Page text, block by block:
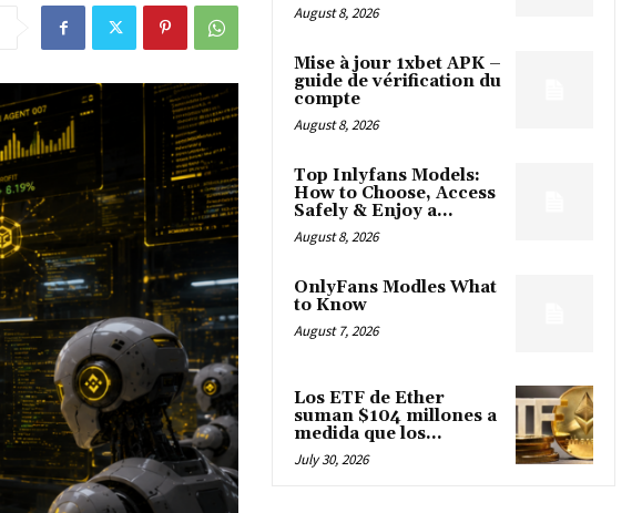
August 8, 2026
Mise à jour 1xbet APK –
guide de vérification du
compte
August 8, 2026
Top Inlyfans Models:
How to Choose, Access
Safely & Enjoy a...
August 8, 2026
OnlyFans Modles What
to Know
August 7, 2026
Los ETF de Ether
suman $104 millones a
medida que los...
July 30, 2026